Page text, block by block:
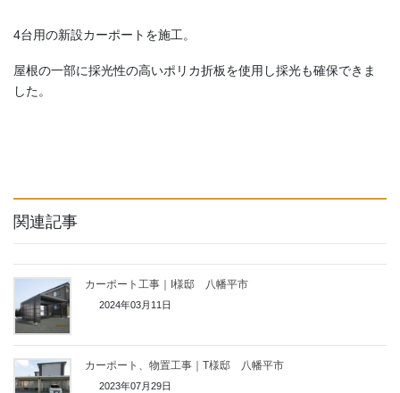
4台用の新設カーポートを施工。
屋根の一部に採光性の高いポリカ折板を使用し採光も確保できま
した。
関連記事
カーポート工事｜I様邸 八幡平市
2024年03月11日
カーポート、物置工事｜T様邸 八幡平市
2023年07月29日